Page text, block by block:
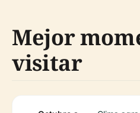
Mejor
visitar